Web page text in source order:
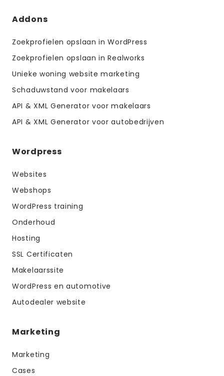
Addons
Zoekprofielen opslaan in WordPress
Zoekprofielen opslaan in Realworks
Unieke woning website marketing
Schaduwstand voor makelaars
API & XML Generator voor makelaars
API & XML Generator voor autobedrijven
Wordpress
Websites
Webshops
WordPress training
Onderhoud
Hosting
SSL Certificaten
Makelaarssite
WordPress en automotive
Autodealer website
Marketing
Marketing
Cases